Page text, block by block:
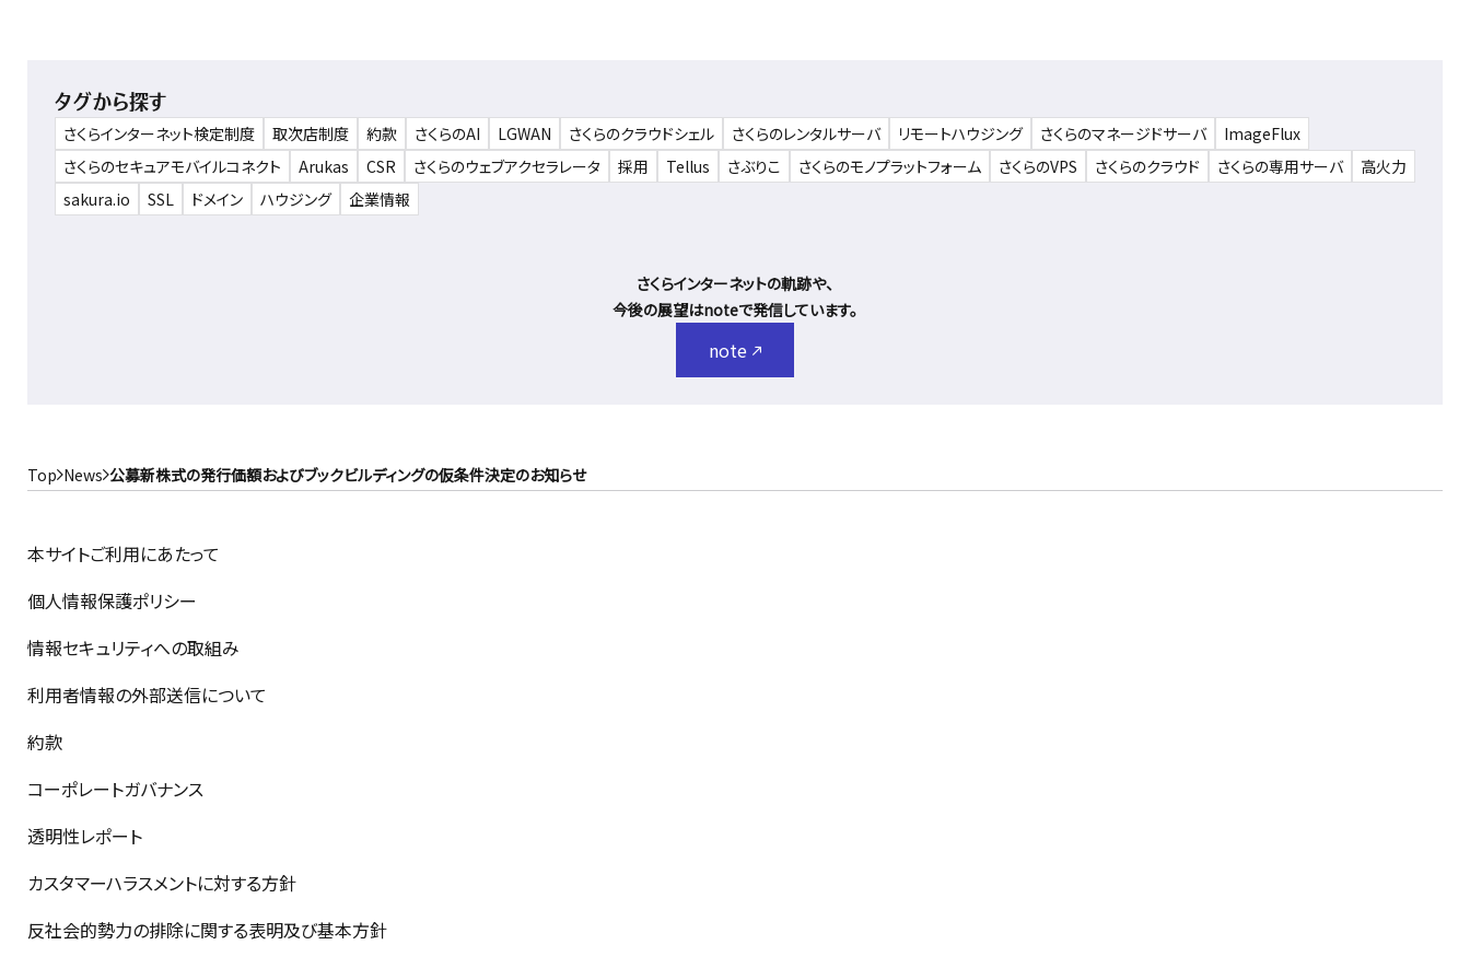
タグから探す
さくらインターネット検定制度 取次店制度 約款 さくらのAI LGWAN さくらのクラウドシェル さくらのレンタルサーバ リモートハウジング さくらのマネージドサーバ
ImageFlux
さくらのセキュアモバイルコネクト
Arukas CSR さくらのウェブアクセラレータ 採用 Tellus さぶりこ さくらのモノプラットフォーム さくらのVPS さくらのクラウド さくらの専用サーバ
高火力
sakura.io
SSL ドメイン ハウジング 企業情報
さくらインターネットの軌跡や、
今後の展望はnoteで発信しています。
note
Top News 公募新株式の発行価額およびブックビルディングの仮条件決定のお知らせ
本サイトご利用にあたって
個人情報保護ポリシー
情報セキュリティへの取組み
利用者情報の外部送信について
約款
コーポレートガバナンス
透明性レポート
カスタマーハラスメントに対する方針
反社会的勢力の排除に関する表明及び基本方針